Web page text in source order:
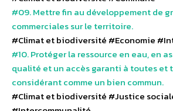
#09. Mettre fin au développement de
commerciales sur le territoire.
#Climat et biodiversité #Economie
#10. Protéger la ressource en eau, en
qualité et un accès garanti à toutes et
considérant comme un bien commun.
#Climat et biodiversité #Justice